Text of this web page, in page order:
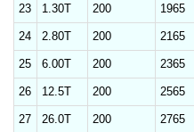
23 1.30T 200 1965
24 2.80T 200 2165
25 6.00T 200 2365
26 12.5T 200 2565
27 26.0T 200 2765